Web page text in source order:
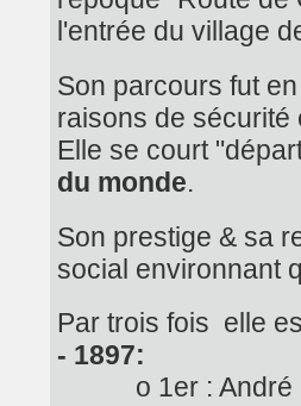
l'entrée du village
Son parcours fut
raisons de sécurité
Elle se court
du monde.
Son prestige & sa
social environnant
Par trois fois elle
- 1897:
o 1er : André